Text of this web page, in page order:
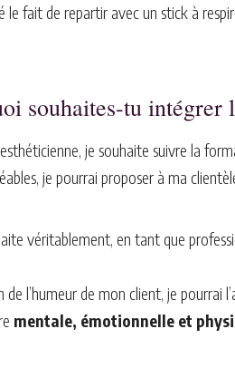
le fait de repartir avec un stick à
souhaites-tu intégrer
je souhaite suivre la
je pourrai proposer à ma
véritablement, en tant que
de l’humeur de mon client, je pourrai
mentale, émotionnelle et